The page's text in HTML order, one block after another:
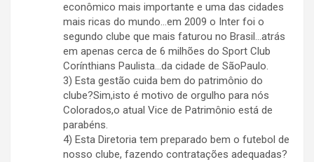
econômico mais importante e uma das cidades
mais ricas do mundo…em 2009 o Inter foi o
segundo clube que mais faturou no Brasil…atrás
em apenas cerca de 6 milhões do Sport Club
Corínthians Paulista…da cidade de SãoPaulo.
3) Esta gestão cuida bem do patrimônio do
clube?Sim,isto é motivo de orgulho para nós
Colorados,o atual Vice de Patrimônio está de
parabéns.
4) Esta Diretoria tem preparado bem o futebol de
nosso clube, fazendo contratações adequadas?